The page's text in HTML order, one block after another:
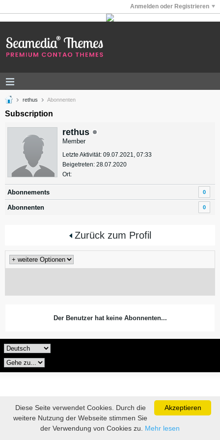
Anmelden oder Registrieren
rethus Abonnenten
Subscription
rethus
Member
Letzte Aktivität: 09.07.2021, 07:33
Beigetreten: 28.07.2020
Ort:
Abonnements 0
Abonnenten 0
Zurück zum Profil
Der Benutzer hat keine Abonnenten...
Akzeptieren
Diese Seite verwendet Cookies. Durch die
weitere Nutzung der Webseite stimmen Sie
der Verwendung von Cookies zu. Mehr lesen